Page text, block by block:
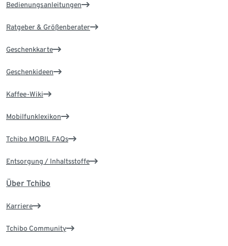
Bedienungsanleitungen
Ratgeber & Größenberater
Geschenkkarte
Geschenkideen
Kaffee-Wiki
Mobilfunklexikon
Tchibo MOBIL FAQs
Entsorgung / Inhaltsstoffe
Über Tchibo
Karriere
Tchibo Community